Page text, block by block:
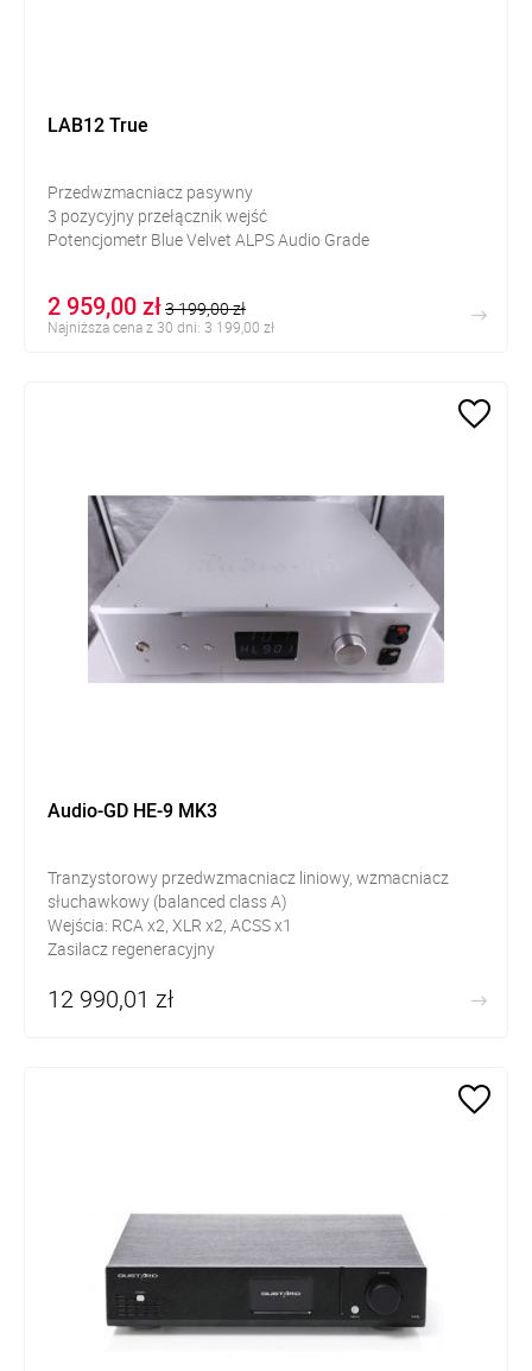
LAB12 True
Przedwzmacniacz pasywny
3 pozycyjny przełącznik wejść
Potencjometr Blue Velvet ALPS Audio Grade
2 959,00 zł3 199,00 zł
Najniższa cena z 30 dni: 3 199,00 zł
Audio-GD HE-9 MK3
Tranzystorowy przedwzmacniacz liniowy, wzmacniacz
słuchawkowy (balanced class A)
Wejścia: RCA x2, XLR x2, ACSS x1
Zasilacz regeneracyjny
Słuchawkowe: Jack 6,3 mm, 4 pin zbalansowane
12 990,01 zł